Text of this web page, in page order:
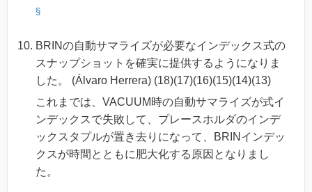
§
BRINの自動サマライズが必要なインデックス式の
スナップショットを確実に提供するようになりま
した。 (Álvaro Herrera) (18)(17)(16)(15)(14)(13)
これまでは、VACUUM時の自動サマライズが式イ
ンデックスで失敗して、プレースホルダのインデ
ックスタプルが置き去りになって、BRINインデッ
クスが時間とともに肥大化する原因となりまし
た。